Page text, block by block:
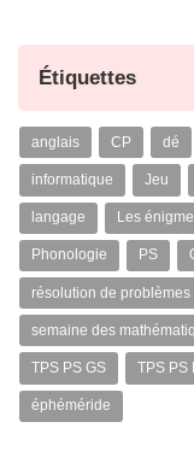
Étiquettes
anglais CP dé
informatique Jeu
langage Les
Phonologie PS
résolution de problèmes
semaine des
TPS PS GS TPS PS
éphéméride